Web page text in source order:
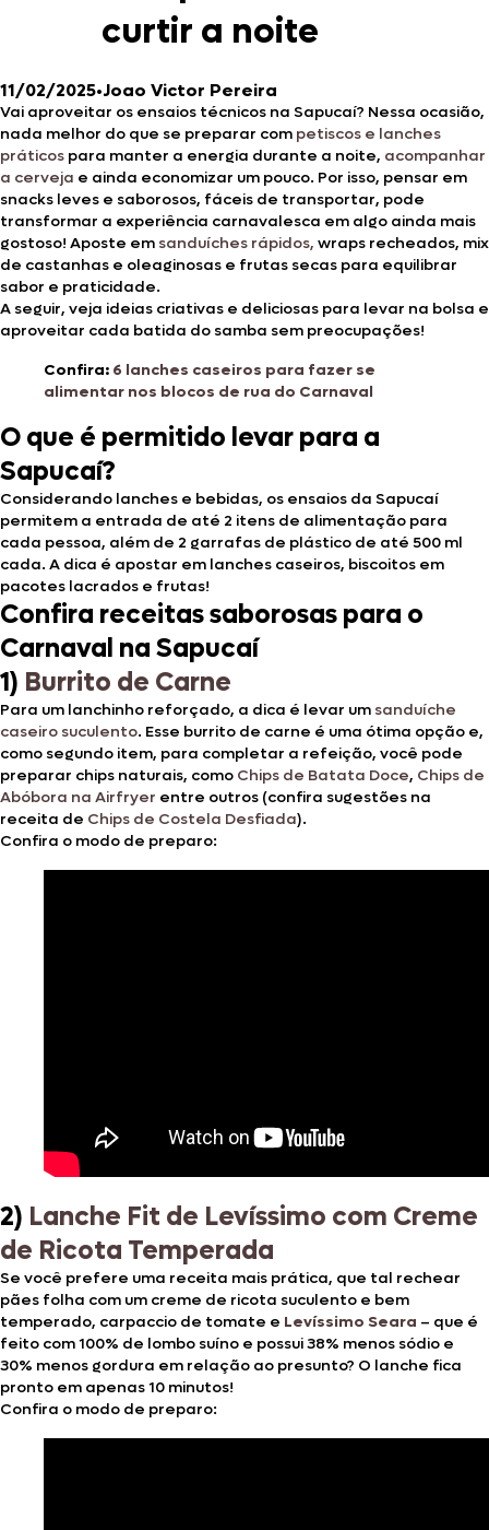
curtir a noite
11/02/2025•Joao Victor Pereira
Vai aproveitar os ensaios técnicos na Sapucaí? Nessa ocasião,
nada melhor do que se preparar com petiscos e lanches
práticos para manter a energia durante a noite, acompanhar
a cerveja e ainda economizar um pouco. Por isso, pensar em
snacks leves e saborosos, fáceis de transportar, pode
transformar a experiência carnavalesca em algo ainda mais
gostoso! Aposte em sanduíches rápidos, wraps recheados, mix
de castanhas e oleaginosas e frutas secas para equilibrar
sabor e praticidade.
A seguir, veja ideias criativas e deliciosas para levar na bolsa e
aproveitar cada batida do samba sem preocupações!
Confira: 6 lanches caseiros para fazer se
alimentar nos blocos de rua do Carnaval
O que é permitido levar para a
Sapucaí?
Considerando lanches e bebidas, os ensaios da Sapucaí
permitem a entrada de até 2 itens de alimentação para
cada pessoa, além de 2 garrafas de plástico de até 500 ml
cada. A dica é apostar em lanches caseiros, biscoitos em
pacotes lacrados e frutas!
Confira receitas saborosas para o
Carnaval na Sapucaí
1) Burrito de Carne
Para um lanchinho reforçado, a dica é levar um sanduíche
caseiro suculento. Esse burrito de carne é uma ótima opção e,
como segundo item, para completar a refeição, você pode
preparar chips naturais, como Chips de Batata Doce, Chips de
Abóbora na Airfryer entre outros (confira sugestões na
receita de Chips de Costela Desfiada).
Confira o modo de preparo:
2) Lanche Fit de Levíssimo com Creme
de Ricota Temperada
Se você prefere uma receita mais prática, que tal rechear
pães folha com um creme de ricota suculento e bem
temperado, carpaccio de tomate e Levíssimo Seara – que é
feito com 100% de lombo suíno e possui 38% menos sódio e
30% menos gordura em relação ao presunto? O lanche fica
pronto em apenas 10 minutos!
Confira o modo de preparo: